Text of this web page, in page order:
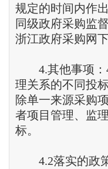
规定的时间内作
同级政府采购监
浙江政府采购网
4.其他事项：
理关系的不同投
除单一来源采购
者项目管理、监
标。
4.2落实的政策